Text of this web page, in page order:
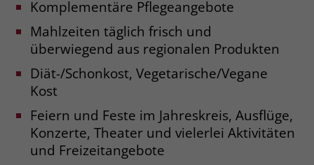
Komplementäre Pflegeangebote
Mahlzeiten täglich frisch und
überwiegend aus regionalen Produkten
Diät-/Schonkost, Vegetarische/Vegane
Kost
Feiern und Feste im Jahreskreis, Ausflüge,
Konzerte, Theater und vielerlei Aktivitäten
und Freizeitangebote
welche Werbeanzeige geklickt wurde,
Bestellungen oder Kontaktanfragen der
Anzeige zugewiesen werden können.
Name
Anbieter Google Ads
Laufzeit 90 Tage